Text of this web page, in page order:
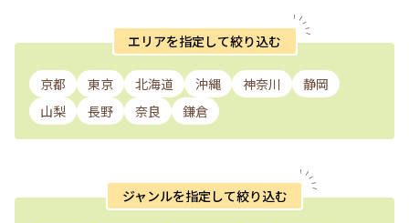
エリアを指定して絞り込む
京都 東京 北海道 沖縄 神奈川
静岡
山梨
長野 奈良 鎌倉
ジャンルを指定して絞り込む